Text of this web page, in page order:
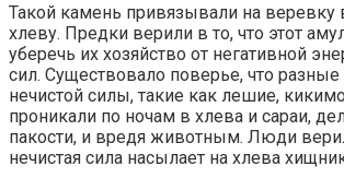
Такой камень привязывали на веревку
хлеву. Предки верили в то, что этот
уберечь их хозяйство от негативной
сил. Существовало поверье, что разные
нечистой силы, такие как лешие,
проникали по ночам в хлева и сараи,
пакости, и вредя животным. Люди
нечистая сила насылает на хлева